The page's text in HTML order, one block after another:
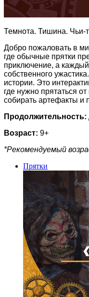
Темнота. Тишина.
Добро пожаловать в
где обычные прятки
приключение, а каждый
собственного
истории. Это
где нужно прятаться
собирать артефакты и
Продолжительность:
Возраст: 9+
*Рекомендуемый
Прятки